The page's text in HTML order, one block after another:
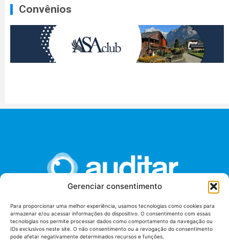
Gerenciar consentimento
Para proporcionar uma melhor experiência, usamos tecnologias como cookies para
armazenar e/ou acessar informações do dispositivo. O consentimento com essas
tecnologias nos permite processar dados como comportamento da navegação ou
IDs exclusivos neste site. O não consentimento ou a revogação do consentimento
pode afetar negativamente determinados recursos e funções.
Convênios
União dos Auditores Federais de Controle Externo -
AUDITAR
Setor de Administração Federal Sul (SAF/Sul), Qd. 04, Lt. 01